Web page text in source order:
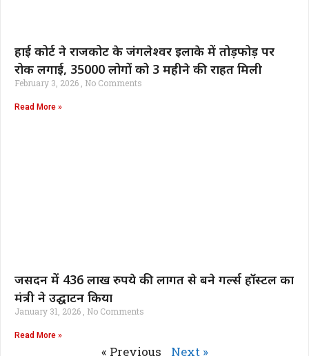
हाई कोर्ट ने राजकोट के जंगलेश्वर इलाके में तोड़फोड़ पर
रोक लगाई, 35000 लोगों को 3 महीने की राहत मिली
February 3, 2026 No Comments
Read More »
जसदन में 436 लाख रुपये की लागत से बने गर्ल्स हॉस्टल का
मंत्री ने उद्घाटन किया
January 31, 2026 No Comments
Read More »
« Previous Next »